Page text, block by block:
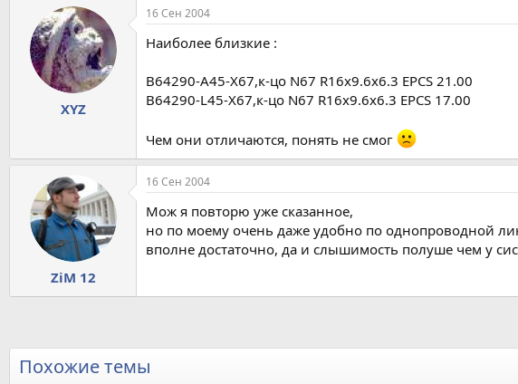
XYZ
16 Сен 2004
Наиболее близкие :
B64290-A45-X67,к-цо N67 R16x9.6x6.3 EPCS 21.00
B64290-L45-X67,к-цо N67 R16x9.6x6.3 EPCS 17.00
Чем они отличаются, понять не смог
ZiM 12
16 Сен 2004
Мож я повторю уже сказанное,
но по моему очень даже удобно по однопроводной
вполне достаточно, да и слышимость полуше чем у
Похожие темы